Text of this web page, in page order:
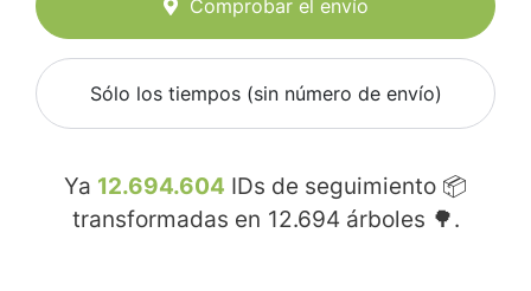
Comprobar el envío
Sólo los tiempos (sin número de envío)
Ya 12.694.604 IDs de seguimiento 📦
transformadas en 12.694 árboles 🌳.